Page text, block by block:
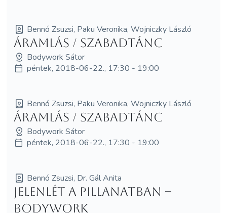
Bennó Zsuzsi, Paku Veronika, Wojniczky László
Áramlás / Szabadtánc
Bodywork Sátor
péntek, 2018-06-22., 17:30 - 19:00
Bennó Zsuzsi, Paku Veronika, Wojniczky László
Áramlás / Szabadtánc
Bodywork Sátor
péntek, 2018-06-22., 17:30 - 19:00
Bennó Zsuzsi, Dr. Gál Anita
Jelenlét a pillanatban –
Bodywork